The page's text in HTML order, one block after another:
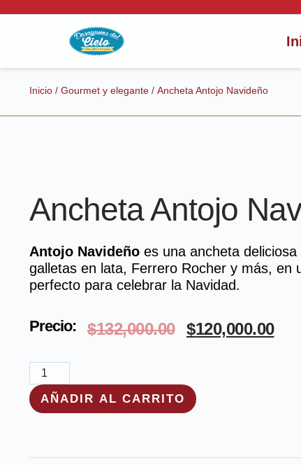
Inicio / Gourmet y elegante / Ancheta Antojo Navideño
Ancheta Antojo
Antojo Navideño es una ancheta
galletas en lata, Ferrero Rocher y más, en
perfecto para celebrar la Navidad.
Precio: $132,000.00 $120,000.00
AÑADIR AL CARRITO